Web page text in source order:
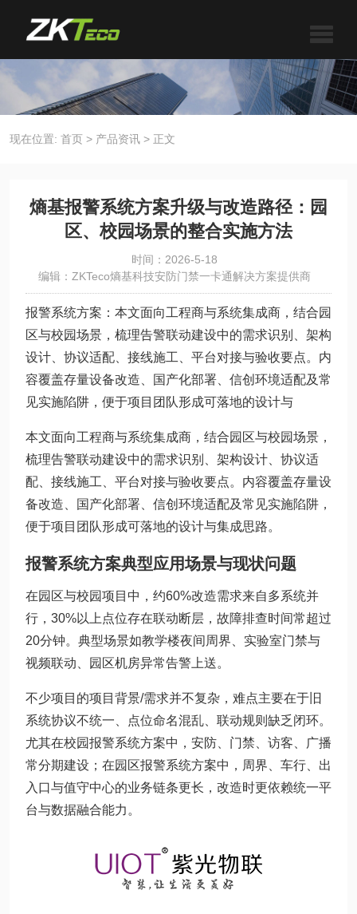
现在位置: 首页 > 产品资讯 > 正文
熵基报警系统方案升级与改造路径：园
区、校园场景的整合实施方法
时间：2026-5-18
编辑：ZKTeco熵基科技安防门禁一卡通解决方案提供商
报警系统方案：本文面向工程商与系统集成商，结合园
区与校园场景，梳理告警联动建设中的需求识别、架构
设计、协议适配、接线施工、平台对接与验收要点。内
容覆盖存量设备改造、国产化部署、信创环境适配及常
见实施陷阱，便于项目团队形成可落地的设计与
本文面向工程商与系统集成商，结合园区与校园场景，
梳理告警联动建设中的需求识别、架构设计、协议适
配、接线施工、平台对接与验收要点。内容覆盖存量设
备改造、国产化部署、信创环境适配及常见实施陷阱，
便于项目团队形成可落地的设计与集成思路。
报警系统方案典型应用场景与现状问题
在园区与校园项目中，约60%改造需求来自多系统并
行，30%以上点位存在联动断层，故障排查时间常超过
20分钟。典型场景如教学楼夜间周界、实验室门禁与
视频联动、园区机房异常告警上送。
不少项目的项目背景/需求并不复杂，难点主要在于旧
系统协议不统一、点位命名混乱、联动规则缺乏闭环。
尤其在校园报警系统方案中，安防、门禁、访客、广播
常分期建设；在园区报警系统方案中，周界、车行、出
入口与值守中心的业务链条更长，改造时更依赖统一平
台与数据融合能力。